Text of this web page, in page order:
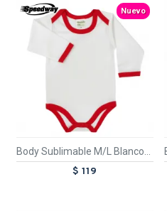
Nuevo
TEXTTRANSPARENTE
Body Sublimable M/L Blanco/Rojo
$ 119